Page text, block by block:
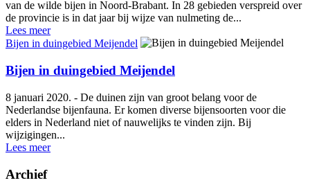
van de wilde bijen in Noord-Brabant. In 28 gebieden verspreid over
de provincie is in dat jaar bij wijze van nulmeting de...
Lees meer
Bijen in duingebied Meijendel
Bijen in duingebied Meijendel
8 januari 2020. - De duinen zijn van groot belang voor de
Nederlandse bijenfauna. Er komen diverse bijensoorten voor die
elders in Nederland niet of nauwelijks te vinden zijn. Bij
wijzigingen...
Lees meer
Archief